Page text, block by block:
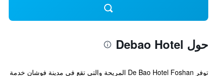
حول Debao Hotel
توفر De Bao Hotel Foshan المريحة والتي تقع في مدينة فوشان خدمة